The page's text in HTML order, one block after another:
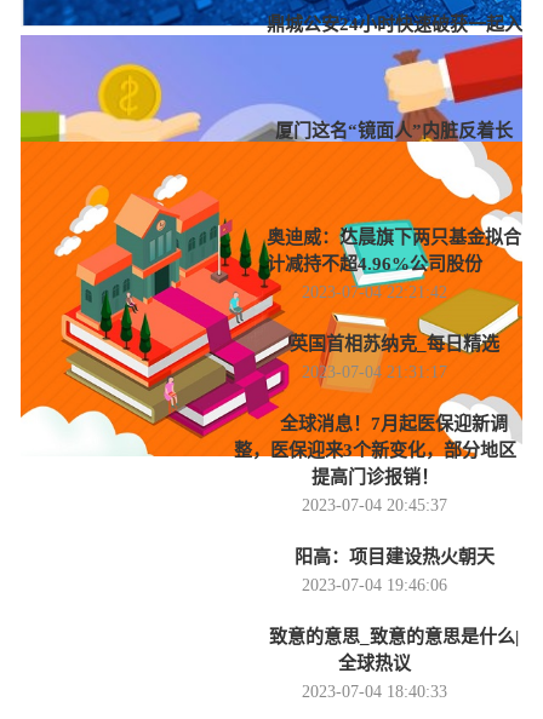
鼎城公安24小时快速破获一起入
室盗窃案 环球快资讯
2023-07-05 01:56:26
厦门这名“镜面人”内脏反着长
医生手术也得反着来
2023-07-04 23:37:18
奥迪威：达晨旗下两只基金拟合
计减持不超4.96%公司股份
2023-07-04 22:21:42
英国首相苏纳克_每日精选
2023-07-04 21:31:17
全球消息！7月起医保迎新调
整，医保迎来3个新变化，部分地区
提高门诊报销！
2023-07-04 20:45:37
阳高：项目建设热火朝天
2023-07-04 19:46:06
致意的意思_致意的意思是什么|
全球热议
2023-07-04 18:40:33